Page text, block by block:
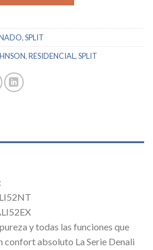
,SPLIT
,RESIDENCIAL,SPLIT
y todas las funciones que
confort absoluto La Serie Denali